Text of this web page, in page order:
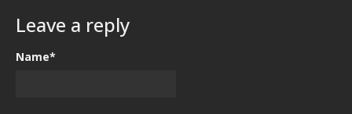
Leave a reply
Name*